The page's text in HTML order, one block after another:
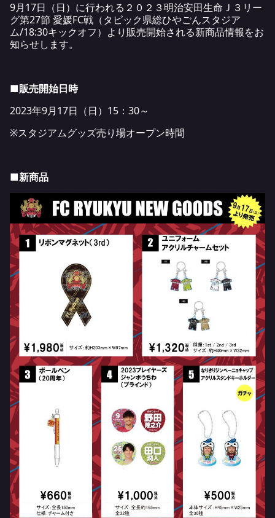
9月17日（日）に行われる２０２３明治安田生命Ｊ３リー
グ第27節 愛媛FC戦（タピック県総ひやごんスタジア
ム/18:30キックオフ）より販売開始される新商品情報をお
知らせします。
■販売開始日時
2023年9月17日（日）15：30～
※スタジアムグッズ売り場オープン時間
■新商品